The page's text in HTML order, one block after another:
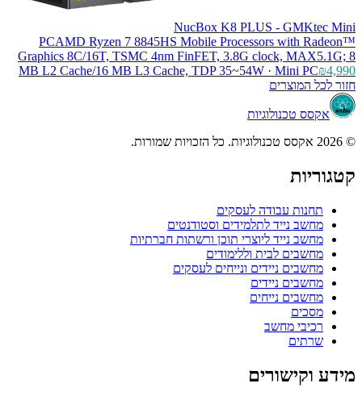
NucBox K8 PLUS - GMKtec Mini
PCAMD Ryzen 7 8845HS Mobile Processors with Radeon™
Graphics 8C/16T, TSMC 4nm FinFET, 3.8G clock, MAX5.1G; 8
MB L2 Cache/16 MB L3 Cache, TDP 35~54W · Mini PC₪4,990
חזור לכל המוצרים
אקסס טכנולוגיות
© 2026 אקסס טכנולוגיות. כל הזכויות שמורות.
קטגוריות
תחנות עבודה לעסקים
מחשב נייד לתלמידים וסטודנטים
מחשב נייד ליוצרי תוכן ורשתות חברתיות
מחשבים לבית וללימודים
מחשבים ניידים ונייחים לעסקים
מחשבים ניידים
מחשבים נייחים
מסכים
רכיבי מחשב
שרתים
מידע וקישורים